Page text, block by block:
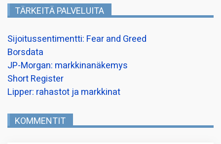
TÄRKEITÄ PALVELUITA
Sijoitussentimentti: Fear and Greed
Borsdata
JP-Morgan: markkinanäkemys
Short Register
Lipper: rahastot ja markkinat
KOMMENTIT